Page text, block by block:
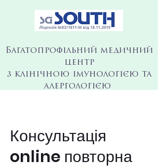
Багатопрофільний медичний
центр
з клінічною імунологією та
алергологією
Консультація
online повторна